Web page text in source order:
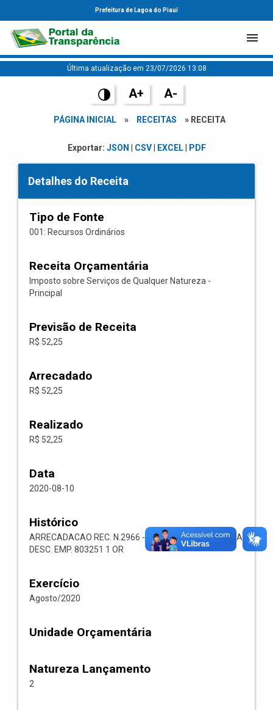
Prefeitura de Lagoa do Piauí
Última atualização em 23/07/2026 13:08
A+ A-
PÁGINA INICIAL » RECEITAS » RECEITA
Exportar: JSON CSV| EXCEL| PDF
Detalhes do Receita
Tipo de Fonte
001: Recursos Ordinários
Receita Orçamentária
Imposto sobre Serviços de Qualquer Natureza -
Principal
Previsão de Receita
R$ 52,25
Arrecadado
R$ 52,25
Realizado
R$ 52,25
Data
2020-08-10
Histórico
ARRECADACAO REC. N.2966 -- 1118.02.3.1.00-RECEITA
DESC. EMP. 803251 1 OR
Exercício
Agosto/2020
Unidade Orçamentária
Natureza Lançamento
2